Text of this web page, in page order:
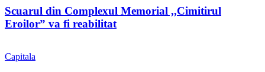
Scuarul din Complexul Memorial ,,Cimitirul
Eroilor” va fi reabilitat
Capitala